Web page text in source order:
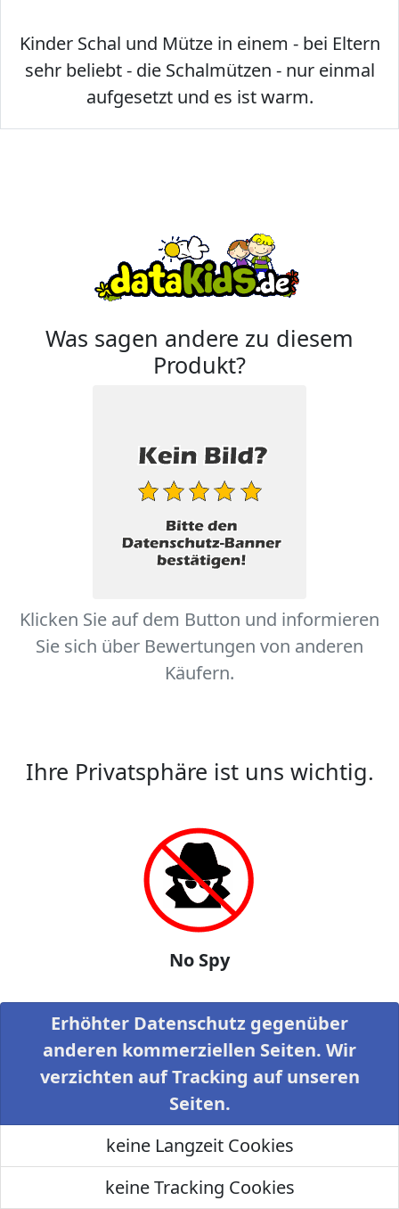
Kinder Schal und Mütze in einem - bei Eltern
sehr beliebt - die Schalmützen - nur einmal
aufgesetzt und es ist warm.
Was sagen andere zu diesem
Produkt?
Klicken Sie auf dem Button und informieren
Sie sich über Bewertungen von anderen
Käufern.
Ihre Privatsphäre ist uns wichtig.
No Spy
Erhöhter Datenschutz gegenüber
anderen kommerziellen Seiten. Wir
verzichten auf Tracking auf unseren
Seiten.
keine Langzeit Cookies
keine Tracking Cookies